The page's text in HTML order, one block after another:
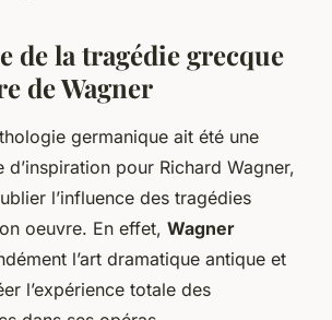
de la tragédie grecque
de Wagner
germanique ait été une
d’inspiration pour Richard Wagner,
l’influence des tragédies
oeuvre. En effet, Wagner
l’art dramatique antique et
l’expérience totale des